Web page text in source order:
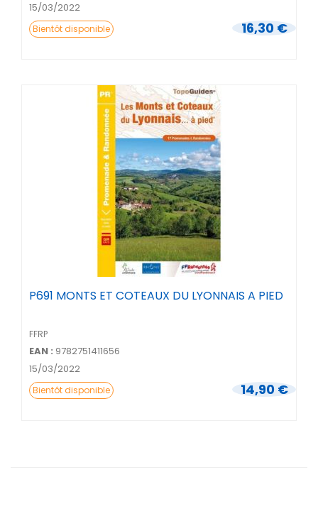
15/03/2022
16,30 €
Bientôt disponible
P691 MONTS ET COTEAUX DU LYONNAIS A PIED
FFRP
EAN : 9782751411656
15/03/2022
14,90 €
Bientôt disponible